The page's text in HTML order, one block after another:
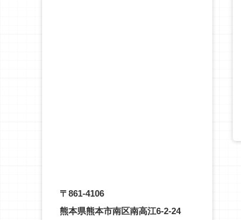
〒861-4106
熊本県熊本市南区南高江6-2-24